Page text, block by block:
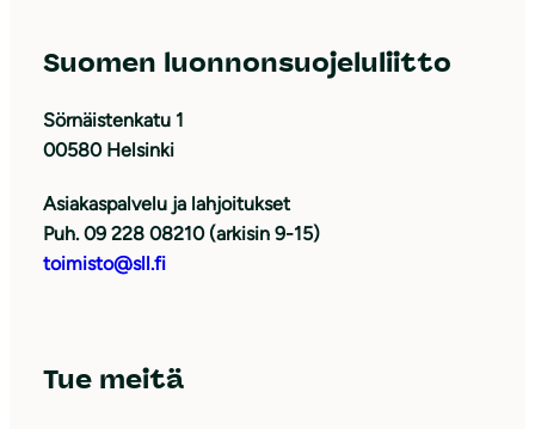
Suomen luonnonsuojeluliitto
Sörnäistenkatu 1
00580 Helsinki
Asiakaspalvelu ja lahjoitukset
Puh. 09 228 08210 (arkisin 9-15)
toimisto@sll.fi
Tue meitä